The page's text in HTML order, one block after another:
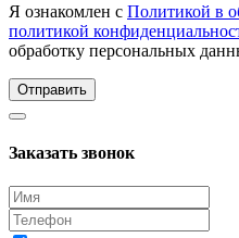
Я ознакомлен с Политикой в
политикой
обработку персональных
Отправить
Заказать звонок